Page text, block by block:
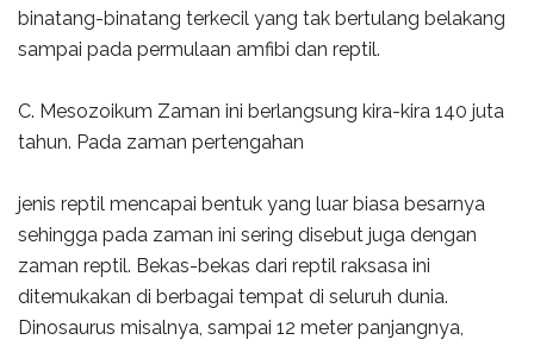
binatang-binatang terkecil yang tak bertulang belakang
sampai pada permulaan amfibi dan reptil.
C. Mesozoikum Zaman ini berlangsung kira-kira 140 juta
tahun. Pada zaman pertengahan
jenis reptil mencapai bentuk yang luar biasa besarnya
sehingga pada zaman ini sering disebut juga dengan
zaman reptil. Bekas-bekas dari reptil raksasa ini
ditemukakan di berbagai tempat di seluruh dunia.
Dinosaurus misalnya, sampai 12 meter panjangnya,